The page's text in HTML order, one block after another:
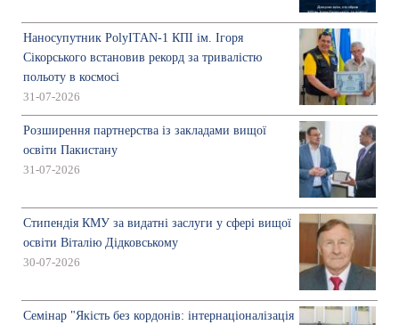
Наносупутник PolyITAN-1 КПІ ім. Ігоря
Сікорського встановив рекорд за тривалістю
польоту в космосі
31-07-2026
Розширення партнерства із закладами вищої
освіти Пакистану
31-07-2026
Стипендія КМУ за видатні заслуги у сфері вищої
освіти Віталію Дідковському
30-07-2026
Семінар "Якість без кордонів: інтернаціоналізація